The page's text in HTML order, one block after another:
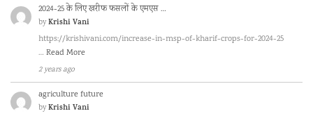
2024-25 के लिए खरीफ फसलों के एमएस …
byKrishi Vani
https://krishivani.com/increase-in-msp-of-kharif-crops-for-2024-25
… Read More
2 years ago
agriculture future
byKrishi Vani